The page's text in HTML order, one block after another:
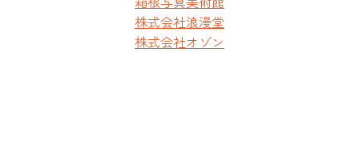
株式会社浪漫堂
株式会社オゾン